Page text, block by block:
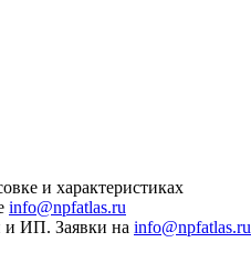
и характеристиках
info@npfatlas.ru
и ИП. Заявки на info@npfatlas.ru